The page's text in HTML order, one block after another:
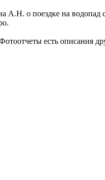
А.Н. о поездке на
есть описания